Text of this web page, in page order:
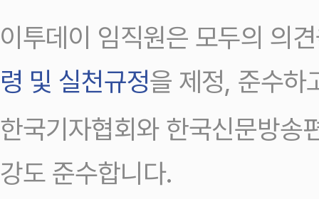
이투데이 임직원은 모두의 의
령 및 실천규정을 제정, 준수하
한국기자협회와 한국신문방송
강도 준수합니다.